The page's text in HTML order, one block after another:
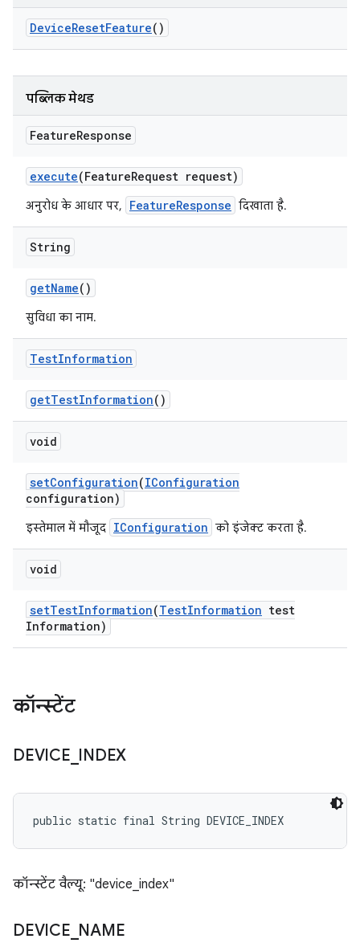
DeviceResetFeature()
पब्लिक मेथड
FeatureResponse
execute(FeatureRequest request)
अनुरोध के आधार पर, FeatureResponse दिखाता है.
String
getName()
सुविधा का नाम.
TestInformation
getTestInformation()
void
setConfiguration(IConfiguration
configuration)
इस्तेमाल में मौजूद IConfiguration को इंजेक्ट करता है.
void
setTestInformation(TestInformation test
Information)
कॉन्स्टेंट
DEVICE INDEX
public static final String DEVICE_INDEX
कॉन्स्टेंट वैल्यू: "device_index"
DEVICE NAME